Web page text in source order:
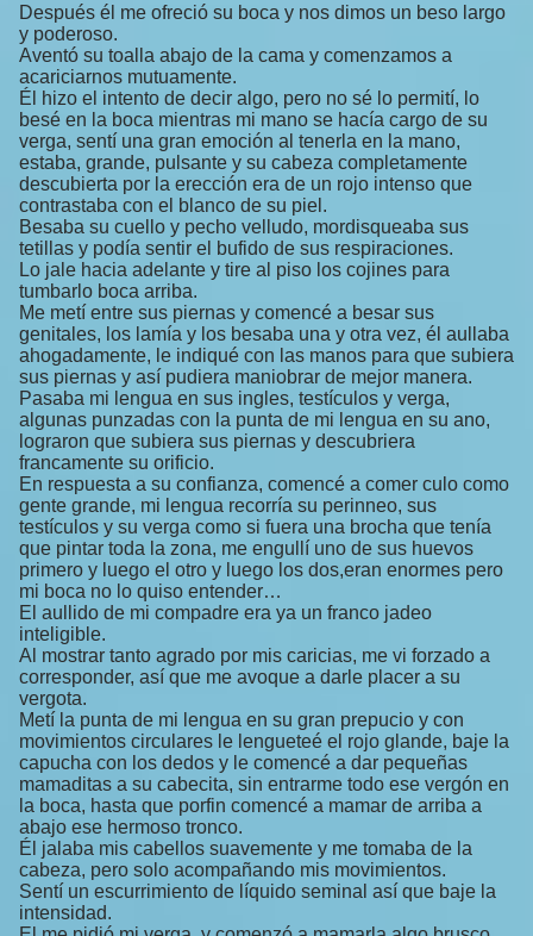
Después él me ofreció su boca y nos dimos un beso largo
y poderoso.
Aventó su toalla abajo de la cama y comenzamos a
acariciarnos mutuamente.
Él hizo el intento de decir algo, pero no sé lo permití, lo
besé en la boca mientras mi mano se hacía cargo de su
verga, sentí una gran emoción al tenerla en la mano,
estaba, grande, pulsante y su cabeza completamente
descubierta por la erección era de un rojo intenso que
contrastaba con el blanco de su piel.
Besaba su cuello y pecho velludo, mordisqueaba sus
tetillas y podía sentir el bufido de sus respiraciones.
Lo jale hacia adelante y tire al piso los cojines para
tumbarlo boca arriba.
Me metí entre sus piernas y comencé a besar sus
genitales, los lamía y los besaba una y otra vez, él aullaba
ahogadamente, le indiqué con las manos para que subiera
sus piernas y así pudiera maniobrar de mejor manera.
Pasaba mi lengua en sus ingles, testículos y verga,
algunas punzadas con la punta de mi lengua en su ano,
lograron que subiera sus piernas y descubriera
francamente su orificio.
En respuesta a su confianza, comencé a comer culo como
gente grande, mi lengua recorría su perinneo, sus
testículos y su verga como si fuera una brocha que tenía
que pintar toda la zona, me engullí uno de sus huevos
primero y luego el otro y luego los dos,eran enormes pero
mi boca no lo quiso entender…
El aullido de mi compadre era ya un franco jadeo
inteligible.
Al mostrar tanto agrado por mis caricias, me vi forzado a
corresponder, así que me avoque a darle placer a su
vergota.
Metí la punta de mi lengua en su gran prepucio y con
movimientos circulares le lengueteé el rojo glande, baje la
capucha con los dedos y le comencé a dar pequeñas
mamaditas a su cabecita, sin entrarme todo ese vergón en
la boca, hasta que porfin comencé a mamar de arriba a
abajo ese hermoso tronco.
Él jalaba mis cabellos suavemente y me tomaba de la
cabeza, pero solo acompañando mis movimientos.
Sentí un escurrimiento de líquido seminal así que baje la
intensidad.